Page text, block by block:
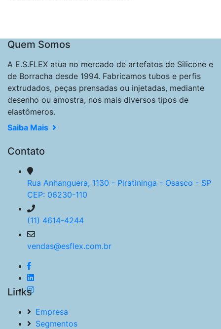
Quem Somos
A E.S.FLEX atua no mercado de artefatos de Silicone e
de Borracha desde 1994. Fabricamos tubos e perfis
extrudados, peças prensadas ou injetadas, mediante
desenho ou amostra, nos mais diversos tipos de
elastômeros.
Saiba Mais
Contato
Rua Anhanguera, 1130 - Piratininga - Osasco - SP
CEP: 06230-110
(11) 4614-4244
vendas@esflex.com.br
Links
Empresa
Segmentos